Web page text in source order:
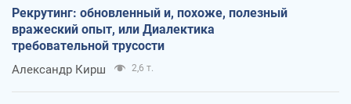
Рекрутинг: обновленный и, похоже, полезный
вражеский опыт, или Диалектика
требовательной трусости
Александр Кирш 2,6 т.